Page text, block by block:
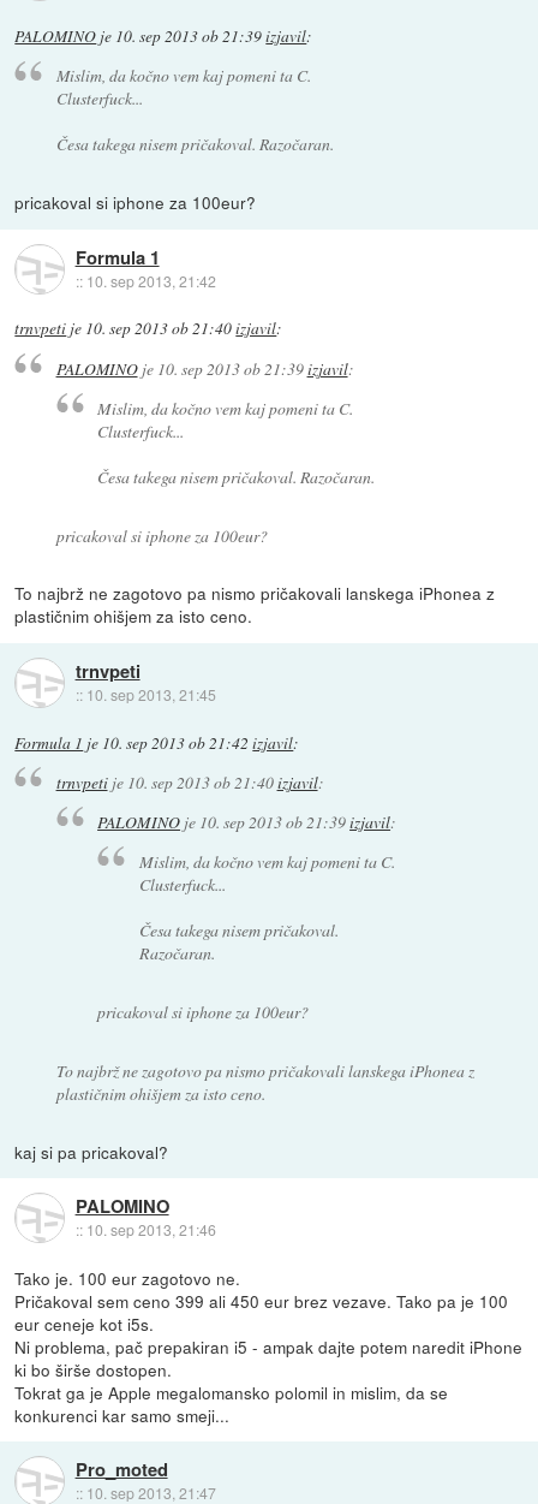
PALOMINO je 10. sep 2013 ob 21:39izjavil:
Mislim, da kočno vem kaj pomeni ta C.
Clusterfuck...
Česa takega nisem pričakoval. Razočaran.
pricakoval si iphone za 100eur?
Formula 1
:: 10. sep 2013, 21:42
trnvpeti je 10. sep 2013 ob 21:40izjavil:
PALOMINOje 10. sep 2013 ob 21:39izjavil:
Mislim, da kočno vem kaj pomeni ta C.
Clusterfuck...
Česa takega nisem pričakoval. Razočaran.
pricakoval si iphone za 100eur?
To najbrž ne zagotovo pa nismo pričakovali lanskega iPhonea z
plastičnim ohišjem za isto ceno.
trnvpeti
:: 10. sep 2013, 21:45
Formula 1 je 10. sep 2013 ob 21:42 izjavil:
trnvpetije 10. sep 2013 ob 21:40izjavil:
PALOMINO je 10. sep 2013 ob 21:39izjavil:
Mislim, da kočno vem kaj pomeni ta C.
Clusterfuck...
Česa takega nisem pričakoval.
Razočaran.
pricakoval si iphone za 100eur?
To najbrž ne zagotovo pa nismo pričakovali lanskega iPhonea z
plastičnim ohišjem za isto ceno.
kaj si pa pricakoval?
PALOMINO
:: 10. sep 2013, 21:46
Tako je. 100 eur zagotovo ne.
Pričakoval sem ceno 399 ali 450 eur brez vezave. Tako pa je 100
eur ceneje kot i5s.
Ni problema, pač prepakiran i5 - ampak dajte potem naredit iPhone
ki bo širše dostopen.
Tokrat ga je Apple megalomansko polomil in mislim, da se
konkurenci kar samo smeji...
Pro_moted
:: 10. sep 2013, 21:47